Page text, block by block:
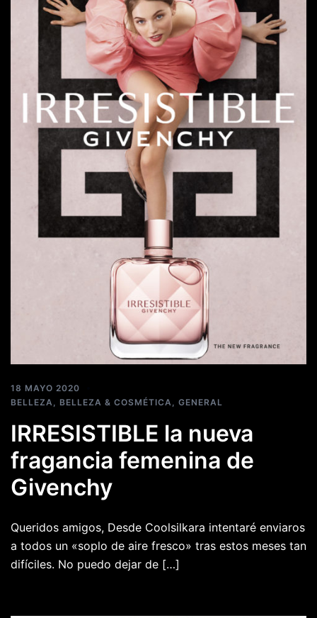
18 MAYO 2020
BELLEZA
BELLEZA & COSMÉTICA GENERAL
IRRESISTIBLE la nueva
fragancia femenina de
Givenchy
Queridos amigos, Desde Coolsilkara intentaré enviaros
a todos un «soplo de aire fresco» tras estos meses tan
difíciles. No puedo dejar de […]